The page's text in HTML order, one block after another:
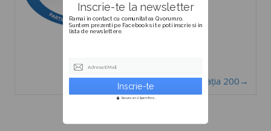
Declarația 200→
Inscrie-te la newsletter
Ramai in contact cu comunitatea Qvorum.ro.
Suntem prezenti pe Facebook si te poti inscrie si in
lista de newslettere.
Adresa EMail
Secure and Spam free...